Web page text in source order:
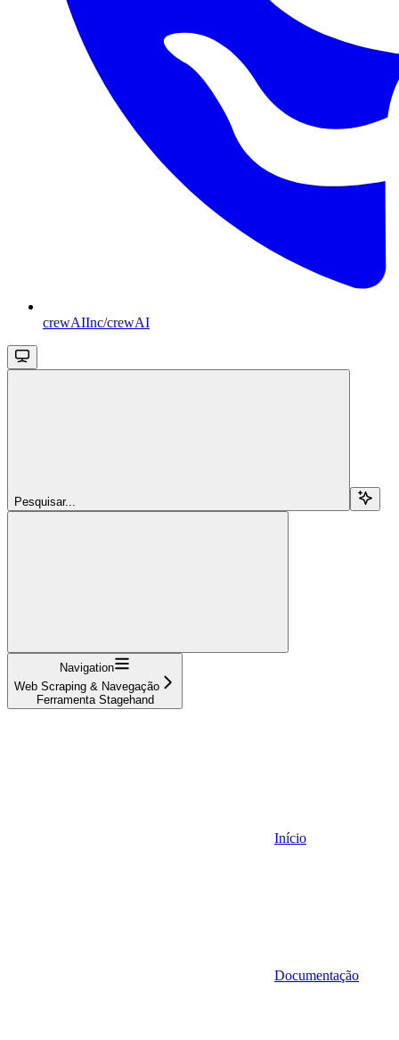
crewAIInc/crewAI
Pesquisar...
Navigation
Web Scraping & Navegação
Ferramenta Stagehand
Início
Documentação